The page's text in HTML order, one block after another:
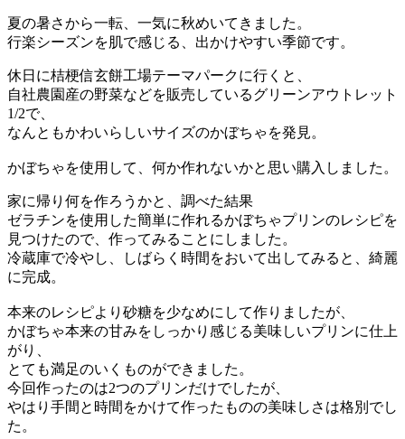
夏の暑さから一転、一気に秋めいてきました。
行楽シーズンを肌で感じる、出かけやすい季節です。
休日に桔梗信玄餅工場テーマパークに行くと、
自社農園産の野菜などを販売しているグリーンアウトレット
1/2で、
なんともかわいらしいサイズのかぼちゃを発見。
かぼちゃを使用して、何か作れないかと思い購入しました。
家に帰り何を作ろうかと、調べた結果
ゼラチンを使用した簡単に作れるかぼちゃプリンのレシピを
見つけたので、作ってみることにしました。
冷蔵庫で冷やし、しばらく時間をおいて出してみると、綺麗
に完成。
本来のレシピより砂糖を少なめにして作りましたが、
かぼちゃ本来の甘みをしっかり感じる美味しいプリンに仕上
がり、
とても満足のいくものができました。
今回作ったのは2つのプリンだけでしたが、
やはり手間と時間をかけて作ったものの美味しさは格別でし
た。